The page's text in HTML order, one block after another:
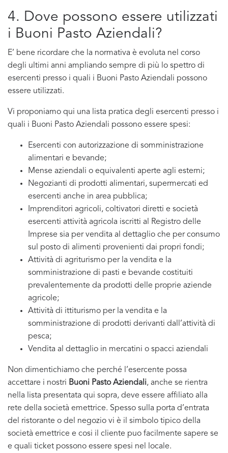
4. Dove possono essere utilizzati
i Buoni Pasto Aziendali?
E’ bene ricordare che la normativa è evoluta nel corso
degli ultimi anni ampliando sempre di più lo spettro di
esercenti presso i quali i Buoni Pasto Aziendali possono
essere utilizzati.
Vi proponiamo qui una lista pratica degli esercenti presso i
quali i Buoni Pasto Aziendali possono essere spesi:
Esercenti con autorizzazione di somministrazione
alimentari e bevande;
Mense aziendali o equivalenti aperte agli esterni;
Negozianti di prodotti alimentari, supermercati ed
esercenti anche in area pubblica;
Imprenditori agricoli, coltivatori diretti e società
esercenti attività agricola iscritti al Registro delle
Imprese sia per vendita al dettaglio che per consumo
sul posto di alimenti provenienti dai propri fondi;
Attività di agriturismo per la vendita e la
somministrazione di pasti e bevande costituiti
prevalentemente da prodotti delle proprie aziende
agricole;
Attività di ittiturismo per la vendita e la
somministrazione di prodotti derivanti dall’attività di
pesca;
Vendita al dettaglio in mercatini o spacci aziendali
Non dimentichiamo che perché l’esercente possa
accettare i nostri Buoni Pasto Aziendali, anche se rientra
nella lista presentata qui sopra, deve essere affiliato alla
rete della società emettrice. Spesso sulla porta d’entrata
del ristorante o del negozio vi è il simbolo tipico della
società emettrice e cosi il cliente puo facilmente sapere se
e quali ticket possono essere spesi nel locale.